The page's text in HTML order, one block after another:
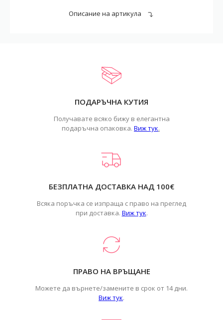
Описание на артикула
ПОДАРЪЧНА КУТИЯ
Получавате всяко бижу в елегантна
подаръчна опаковка. Виж тук.
БЕЗПЛАТНА ДОСТАВКА НАД 100€
Всяка поръчка се изпраща с право на преглед
при доставка. Виж тук.
ПРАВО НА ВРЪЩАНЕ
Можете да върнете/замените в срок от 14 дни.
Виж тук.